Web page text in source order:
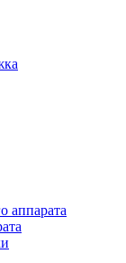
аппарата